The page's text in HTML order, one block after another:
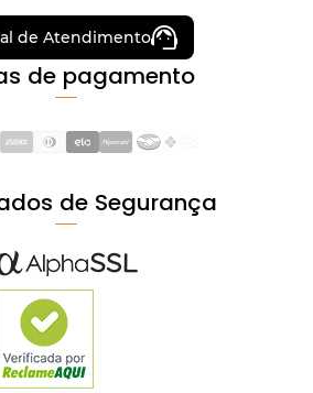
de Atendimento
de pagamento
de Segurança